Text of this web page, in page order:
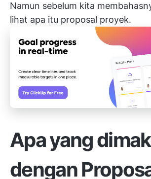
Namun sebelum kita
lihat apa itu proposal proyek.
Apa yang
dengan